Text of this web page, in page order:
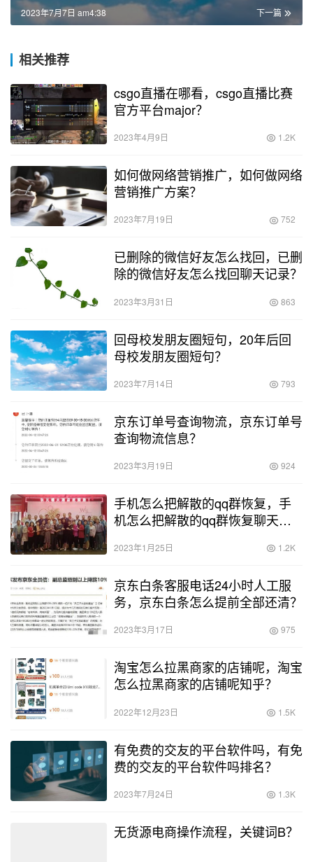
下一篇
2023年7月7日 am4:38
相关推荐
csgo直播在哪看，csgo直播比赛
官方平台major？
2023年4月9日 1.2K
如何做网络营销推广，如何做网络
营销推广方案？
2023年7月19日 752
已删除的微信好友怎么找回，已删
除的微信好友怎么找回聊天记录？
2023年3月31日 863
回母校发朋友圈短句，20年后回
母校发朋友圈短句？
2023年7月14日 793
京东订单号查询物流，京东订单号
查询物流信息？
2023年3月19日 924
手机怎么把解散的qq群恢复，手
机怎么把解散的qq群恢复聊天记
2023年1月25日 1.2K
京东白条客服电话24小时人工服
务，京东白条怎么提前全部还清？
2023年3月17日 975
淘宝怎么拉黑商家的店铺呢，淘宝
怎么拉黑商家的店铺呢知乎？
2022年12月23日 1.5K
有免费的交友的平台软件吗，有免
费的交友的平台软件吗排名？
2023年7月24日 1.3K
无货源电商操作流程，关键词B？